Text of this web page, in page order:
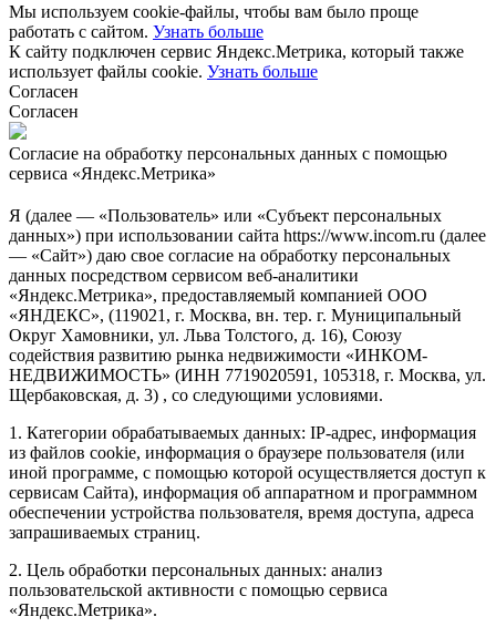
Мы используем cookie-файлы, чтобы вам было проще
работать с сайтом. Узнать больше
К сайту подключен сервис Яндекс.Метрика, который также
использует файлы cookie. Узнать больше
Согласен
Согласен
Согласие на обработку персональных данных с помощью
сервиса «Яндекс.Метрика»
Я (далее — «Пользователь» или «Субъект персональных
данных») при использовании сайта https://www.incom.ru (далее
— «Сайт») даю свое согласие на обработку персональных
данных посредством сервисом веб-аналитики
«Яндекс.Метрика», предоставляемый компанией ООО
«ЯНДЕКС», (119021, г. Москва, вн. тер. г. Муниципальный
Округ Хамовники, ул. Льва Толстого, д. 16), Союзу
содействия развитию рынка недвижимости «ИНКОМ-
НЕДВИЖИМОСТЬ» (ИНН 7719020591, 105318, г. Москва, ул.
Щербаковская, д. 3) , со следующими условиями.
1. Категории обрабатываемых данных: IP-адрес, информация
из файлов cookie, информация о браузере пользователя (или
иной программе, с помощью которой осуществляется доступ к
сервисам Сайта), информация об аппаратном и программном
обеспечении устройства пользователя, время доступа, адреса
запрашиваемых страниц.
2. Цель обработки персональных данных: анализ
пользовательской активности с помощью сервиса
«Яндекс.Метрика».